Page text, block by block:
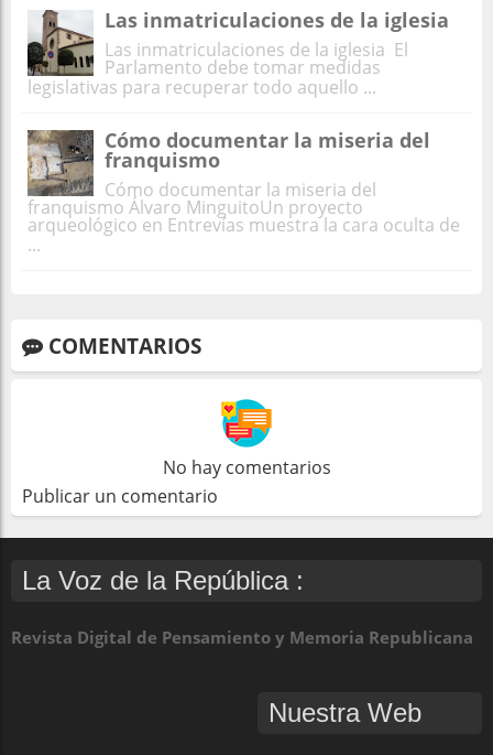
Las inmatriculaciones de la iglesia
Las inmatriculaciones de la iglesia El
Parlamento debe tomar medidas
legislativas para recuperar todo aquello ...
Cómo documentar la miseria del
franquismo
Cómo documentar la miseria del
franquismo Álvaro MinguitoUn proyecto
arqueológico en Entrevías muestra la cara oculta de
...
COMENTARIOS
No hay comentarios
Publicar un comentario
La Voz de la República :
Revista Digital de Pensamiento y Memoria Republicana
Nuestra Web